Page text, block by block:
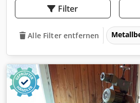
Filter
Alle Filter entfernen